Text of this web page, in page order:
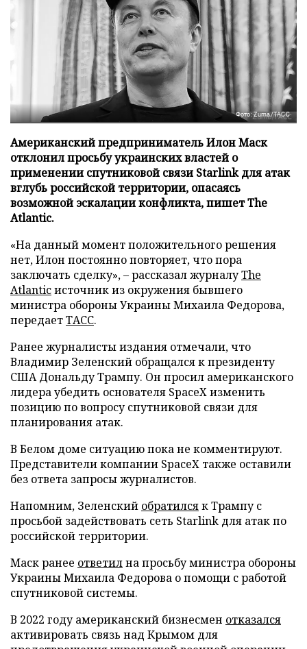
Фото: Zuma/ТАСС
Американский предприниматель Илон Маск
отклонил просьбу украинских властей о
применении спутниковой связи Starlink для атак
вглубь российской территории, опасаясь
возможной эскалации конфликта, пишет The
Atlantic.
«На данный момент положительного решения
нет, Илон постоянно повторяет, что пора
заключать сделку», – рассказал журналуThe
Atlanticисточник из окружения бывшего
министра обороны Украины Михаила Федорова,
передаетТАСС.
Ранее журналисты издания отмечали, что
Владимир Зеленский обращался к президенту
США Дональду Трампу. Он просил американского
лидера убедить основателя SpaceX изменить
позицию по вопросу спутниковой связи для
планирования атак.
В Белом доме ситуацию пока не комментируют.
Представители компании SpaceX также оставили
без ответа запросы журналистов.
Напомним, Зеленский обратилсяк Трампу с
просьбой задействовать сеть Starlink для атак по
российской территории.
Маск ранее ответилна просьбу министра обороны
Украины Михаила Федорова о помощи с работой
спутниковой системы.
В 2022 году американский бизнесмен отказался
активировать связь над Крымом для